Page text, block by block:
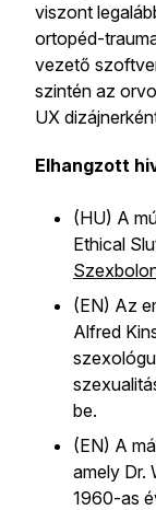
viszont
ortopéd-
vezető
szintén az
UX
Elhangzott
(HU) A
Ethical
(EN) Az
Alfred
be.
(EN) A
amely Dr.
1960-as